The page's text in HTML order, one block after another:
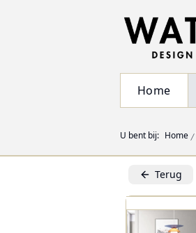
Home
U bent bij: Home
Terug